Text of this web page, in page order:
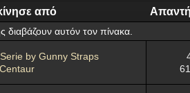
από
διαβάζουν αυτόν τον πίνακα.
by Gunny Straps
Centaur